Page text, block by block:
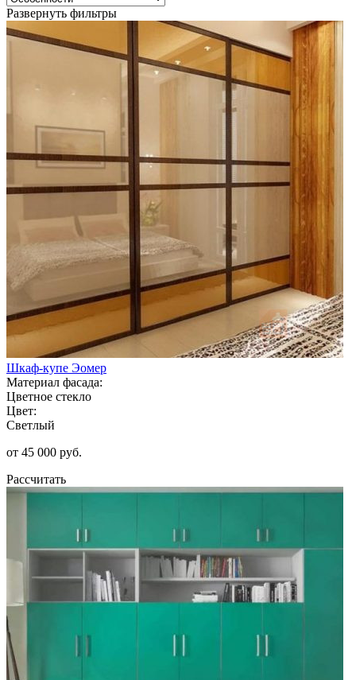
Развернуть фильтры
Шкаф-купе Эомер
Материал фасада:
Цветное стекло
Цвет:
Светлый
от 45 000 руб.
Рассчитать